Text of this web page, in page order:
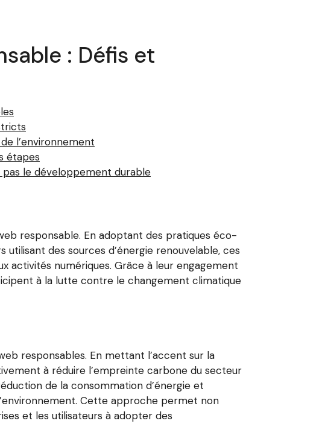
: Défis et
l’environnement
étapes
le développement durable
responsable. En adoptant des pratiques éco-
des sources d’énergie renouvelable, ces
activités numériques. Grâce à leur engagement
à la lutte contre le changement climatique
responsables. En mettant l’accent sur la
à réduire l’empreinte carbone du secteur
de la consommation d’énergie et
Cette approche permet non
et les utilisateurs à adopter des